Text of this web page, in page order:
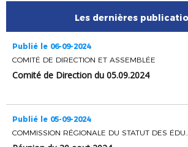
Les dernières
Publié le 06-09-2024
COMITÉ DE DIRECTION ET ASSEMBLÉE
Comité de Direction du 05.09.2024
Publié le 05-09-2024
COMMISSION RÉGIONALE DU